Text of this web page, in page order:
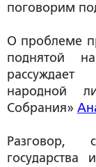
поговорим
О проблеме
поднятой
народной
Собрания»
Разговор,